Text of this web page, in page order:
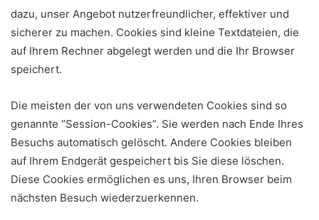
dazu, unser Angebot nutzerfreundlicher, effektiver und
sicherer zu machen. Cookies sind kleine Textdateien, die
auf Ihrem Rechner abgelegt werden und die Ihr Browser
speichert.
Die meisten der von uns verwendeten Cookies sind so
genannte “Session-Cookies”. Sie werden nach Ende Ihres
Besuchs automatisch gelöscht. Andere Cookies bleiben
auf Ihrem Endgerät gespeichert bis Sie diese löschen.
Diese Cookies ermöglichen es uns, Ihren Browser beim
nächsten Besuch wiederzuerkennen.